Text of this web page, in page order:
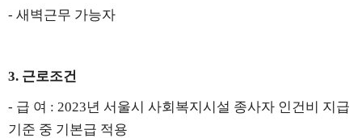
- 새벽근무 가능자
3. 근로조건
- 급 여 : 2023년 서울시 사회복지시설 종사자 인건비 지급
기준 중 기본급 적용